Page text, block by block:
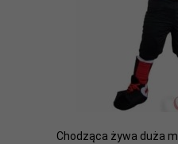
Chodząca żywa duża